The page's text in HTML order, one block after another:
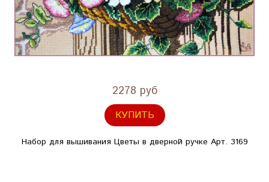
2278 руб
КУПИТЬ
Набор для вышивания Цветы в дверной ручке Арт. 3169